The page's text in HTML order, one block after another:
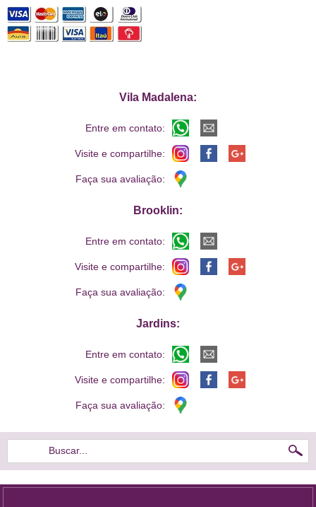
Vila Madalena:
Entre em contato:
Visite e compartilhe:
Faça sua avaliação:
Brooklin:
Entre em contato:
Visite e compartilhe:
Faça sua avaliação:
Jardins:
Entre em contato:
Visite e compartilhe:
Faça sua avaliação:
Buscar...